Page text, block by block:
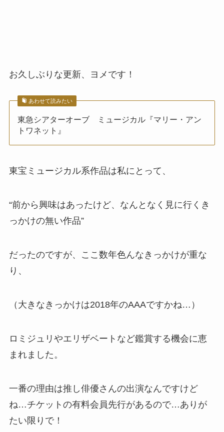
お久しぶりな更新、ヨメです！
あわせて読みたい
東急シアターオーブ ミュージカル『マリー・アン
トワネット』
東宝ミュージカル系作品は私にとって、
“前から興味はあったけど、なんとなく見に行くき
っかけの無い作品”
だったのですが、ここ数年色んなきっかけが重な
り、
（大きなきっかけは2018年のAAAですかね…）
ロミジュリやエリザベートなど鑑賞する機会に恵
まれました。
一番の理由は推し俳優さんの出演なんですけど
ね…チケットの有料会員先行があるので…ありが
たい限りで！